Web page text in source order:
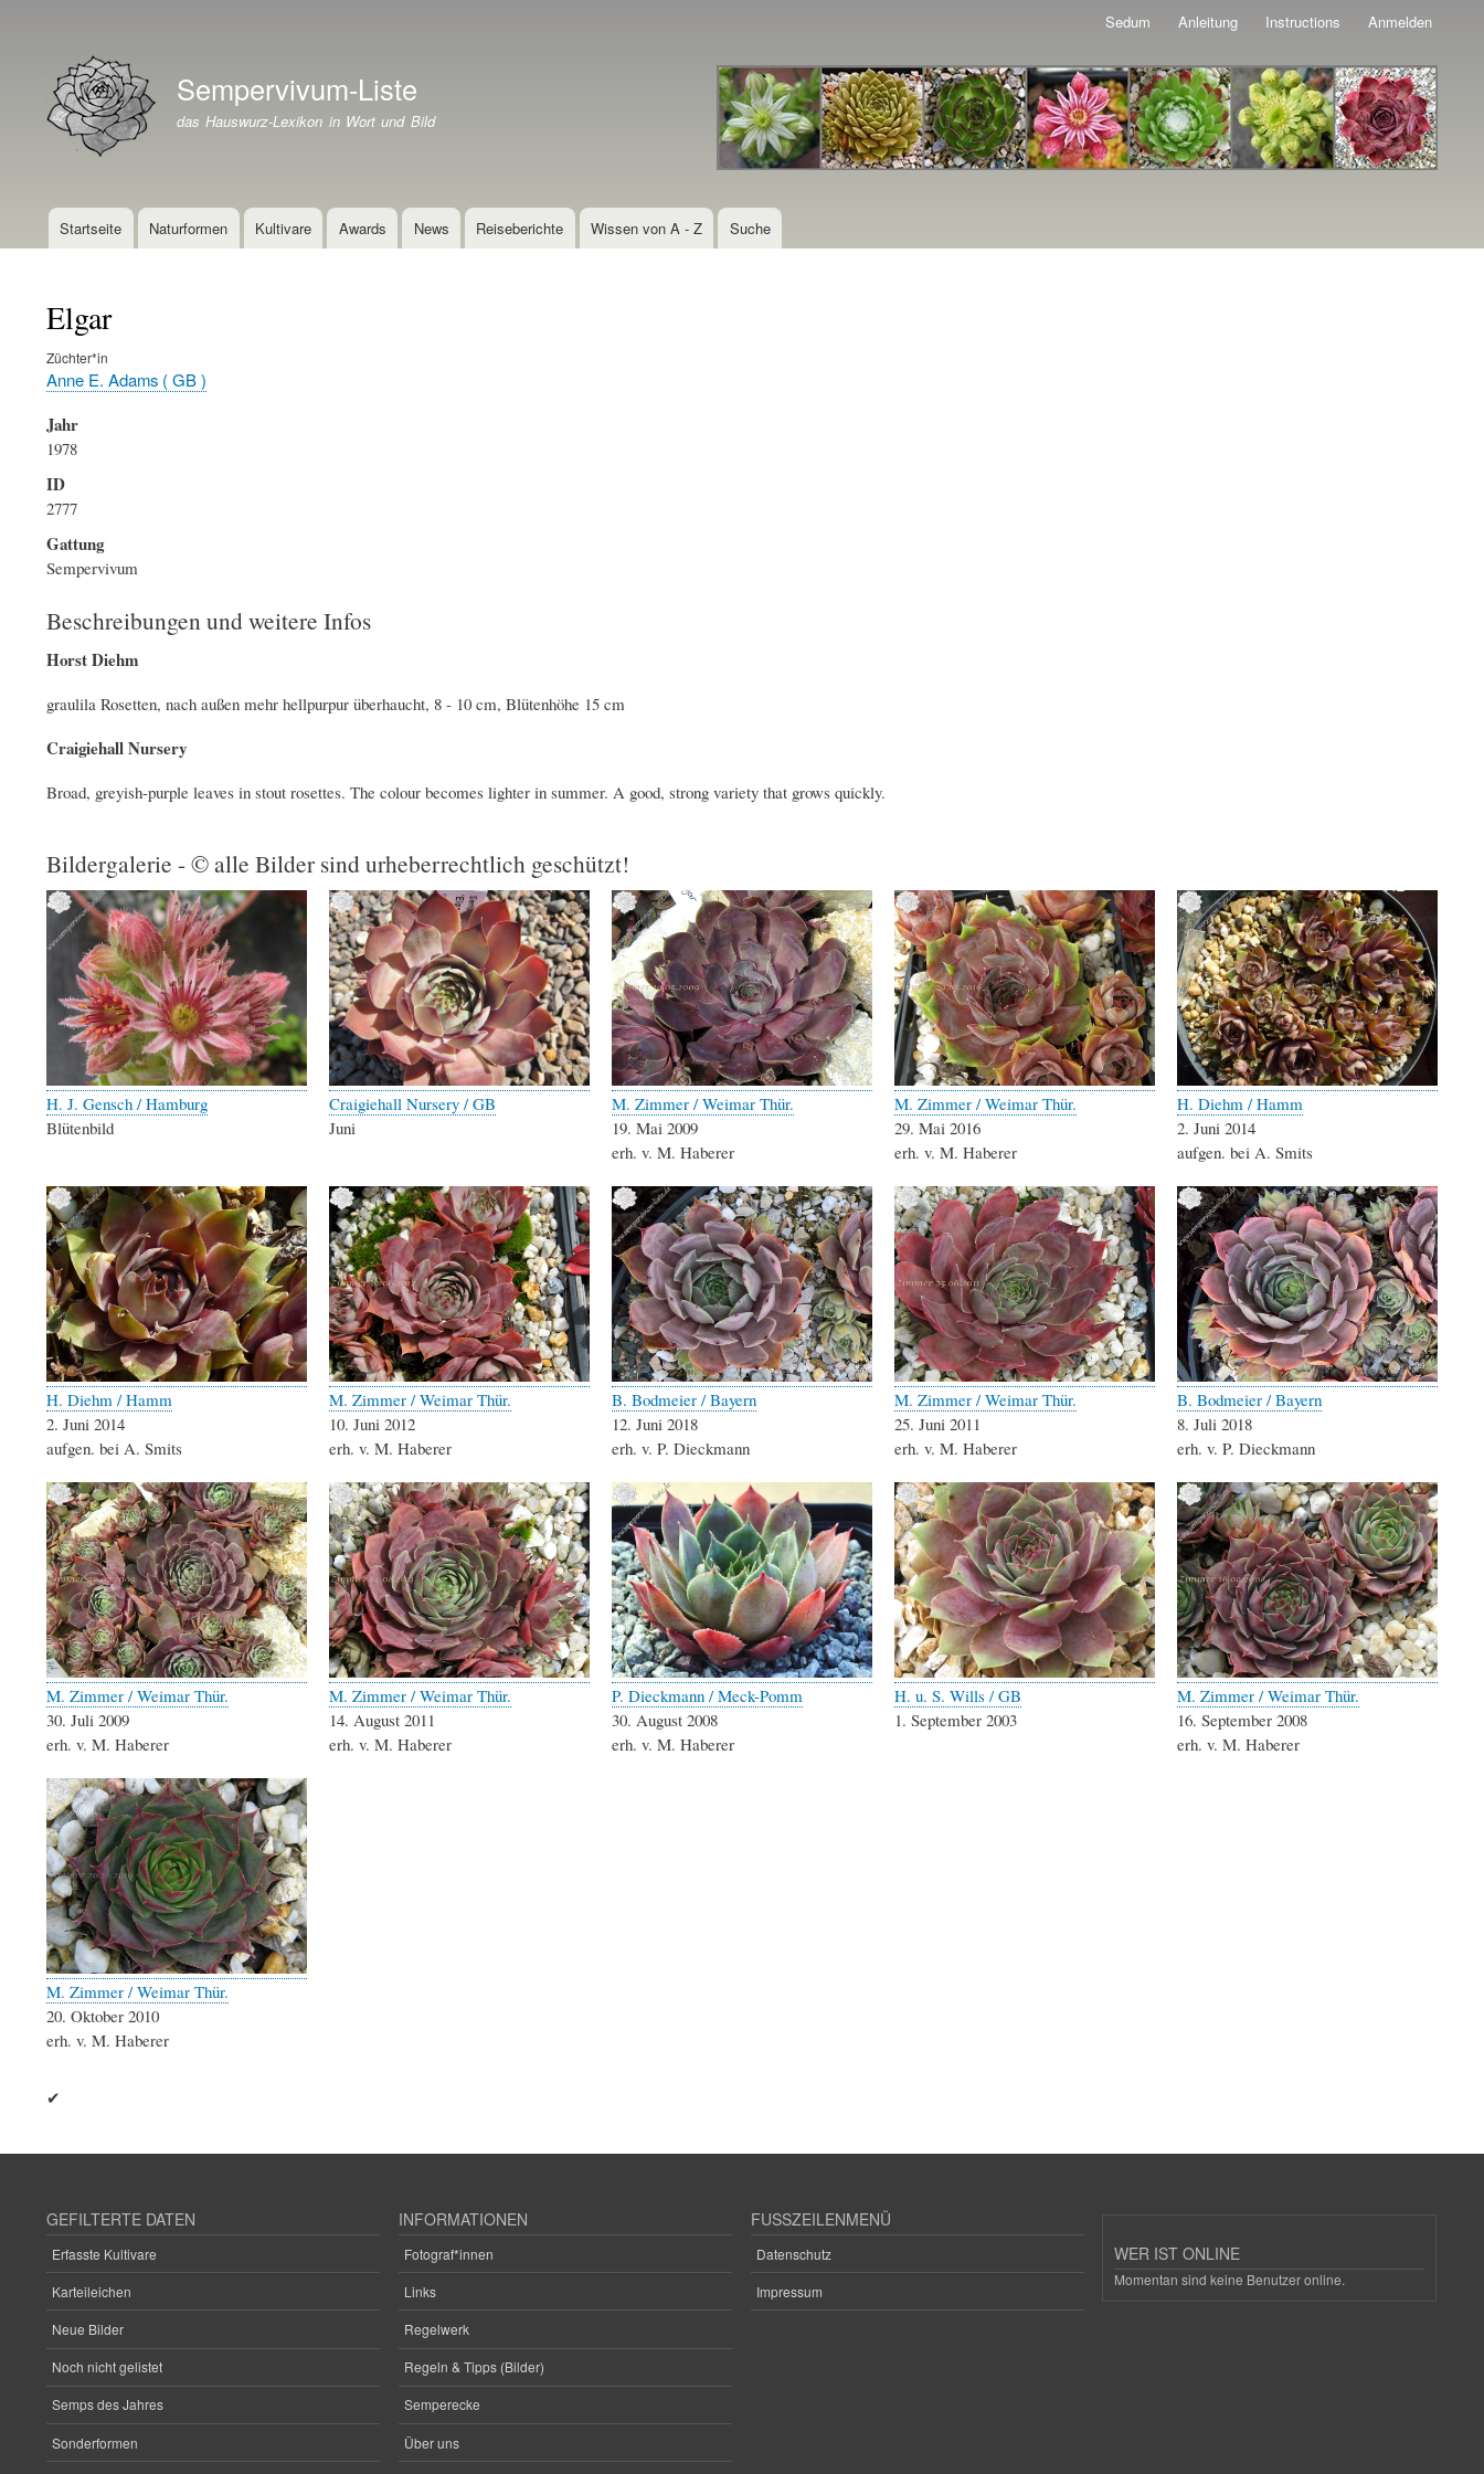
Inhalt
Sedum Anleitung Instructions Anmelden
Branding der WebsiteSempervivum-Liste
das Hauswurz-Lexikon in Wort und Bild
Hauptnavigation
Startseite Naturformen Kultivare Awards News Reiseberichte Wissen von A - Z Suche
Elgar
Züchter*in
Anne E. Adams ( GB )
Jahr
1978
ID
2777
Gattung
Sempervivum
Beschreibungen und weitere Infos
Horst Diehm
graulila Rosetten, nach außen mehr hellpurpur überhaucht, 8 - 10 cm, Blütenhöhe 15 cm
Craigiehall Nursery
Broad, greyish-purple leaves in stout rosettes. The colour becomes lighter in summer. A good, strong variety that grows quickly.
Bildergalerie - © alle Bilder sind urheberrechtlich geschützt!
H. J. Gensch / Hamburg
Blütenbild
Craigiehall Nursery / GB
Juni
M. Zimmer / Weimar Thür.
19. Mai 2009
erh. v. M. Haberer
M. Zimmer / Weimar Thür.
29. Mai 2016
erh. v. M. Haberer
H. Diehm / Hamm
2. Juni 2014
aufgen. bei A. Smits
H. Diehm / Hamm
2. Juni 2014
aufgen. bei A. Smits
M. Zimmer / Weimar Thür.
10. Juni 2012
erh. v. M. Haberer
B. Bodmeier / Bayern
12. Juni 2018
erh. v. P. Dieckmann
M. Zimmer / Weimar Thür.
25. Juni 2011
erh. v. M. Haberer
B. Bodmeier / Bayern
8. Juli 2018
erh. v. P. Dieckmann
M. Zimmer / Weimar Thür.
30. Juli 2009
erh. v. M. Haberer
M. Zimmer / Weimar Thür.
14. August 2011
erh. v. M. Haberer
P. Dieckmann / Meck-Pomm
30. August 2008
erh. v. M. Haberer
H. u. S. Wills / GB
1. September 2003
M. Zimmer / Weimar Thür.
16. September 2008
erh. v. M. Haberer
M. Zimmer / Weimar Thür.
20. Oktober 2010
erh. v. M. Haberer
✔
GEFILTERTE DATEN
Erfasste Kultivare
Karteileichen
Neue Bilder
Noch nicht gelistet
Semps des Jahres
Sonderformen
INFORMATIONEN
Fotograf*innen
Links
Regelwerk
Regeln & Tipps (Bilder)
Semperecke
Über uns
FUSSZEILENMENÜ
Datenschutz
Impressum
WER IST ONLINE
Momentan sind keine Benutzer online.